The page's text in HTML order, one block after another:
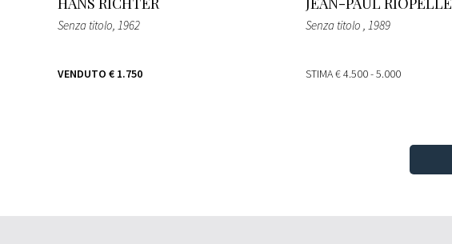
Senza titolo, 1962
VENDUTO € 1.750
Senza titolo , 1989
STIMA€ 4.500 - 5.000